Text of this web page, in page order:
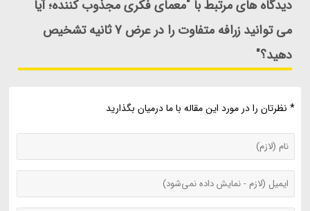
دیدگاه های مرتبط با "معمای فکری مجذوب کننده؛ آیا
می توانید زرافه متفاوت را در عرض 7 ثانیه تشخیص
دهید؟"
* نظرتان را در مورد این مقاله با ما درمیان بگذارید